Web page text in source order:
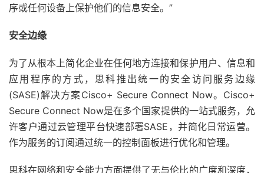
序或任何设备上保护他们的信息安全。”
安全边缘
为了从根本上简化企业在任何地方连接和保护用户、信息和
应用程序的方式，思科推出统一的安全访问服务边缘
(SASE)解决方案Cisco+ Secure Connect Now。Cisco+
Secure Connect Now是在多个国家提供的一站式服务，允
许客户通过云管理平台快速部署SASE，并简化日常运营。
作为服务的订阅通过统一的控制面板进行优化和管理。
思科在网络和安全能力方面提供了无与伦比的广度和深度，